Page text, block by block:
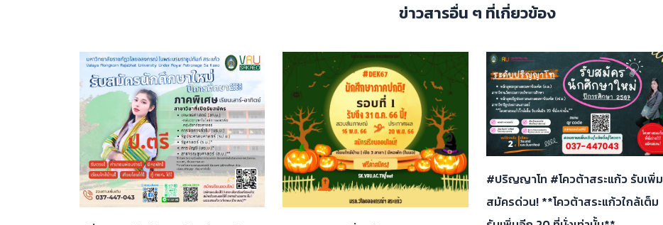
ข่าวสารอื่น ๆ ที่เกี่ยวข้อง
#ปริญญาโท #โควต้าสระแก้ว รับเพิ่ม
สมัครด่วน! **โควต้าสระแก้วใกล้เต็ม